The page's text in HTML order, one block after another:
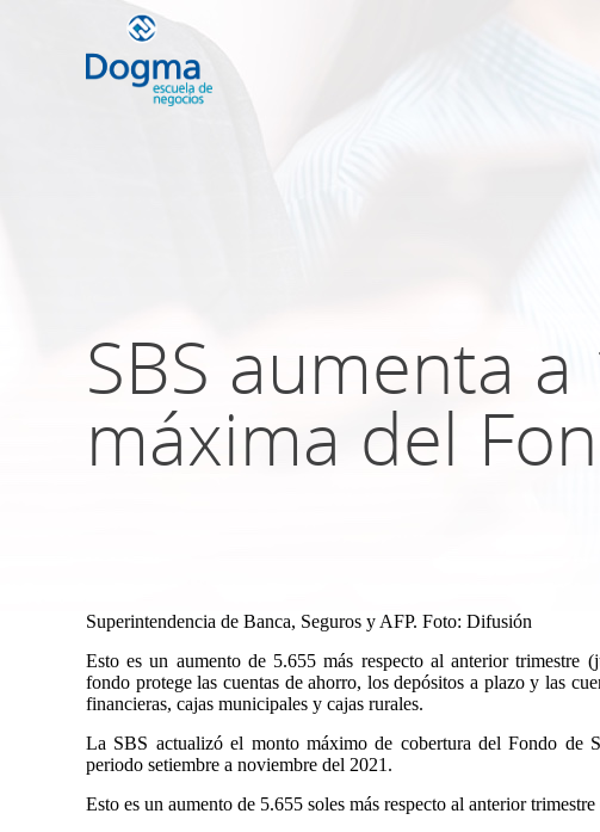
SBS aumenta
máxima del
Superintendencia de Banca, Seguros y AFP. Foto: Difusión
Esto es un aumento de 5.655 más respecto al anterior trimestre
fondo protege las cuentas de ahorro, los depósitos a plazo y las
financieras, cajas municipales y cajas rurales.
La SBS actualizó el monto máximo de cobertura del Fondo de
periodo setiembre a noviembre del 2021.
Esto es un aumento de 5.655 soles más respecto al anterior
TRIBUTACIÓN INTERNACIONAL | TODO
NO DOMICILIADOS